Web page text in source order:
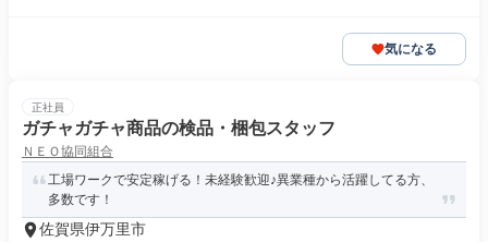
気になる
正社員
ガチャガチャ商品の検品・梱包スタッフ
ＮＥＯ協同組合
工場ワークで安定稼げる！未経験歓迎♪異業種から活躍してる方、
多数です！
佐賀県伊万里市